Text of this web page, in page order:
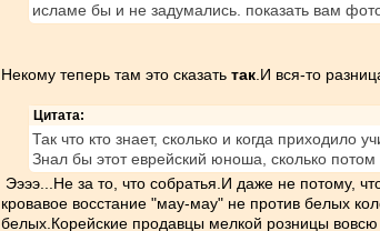
исламе бы и не задумались. показать вам
Некому теперь там это сказать так .И вся-то
Цитата:
Так что кто знает, сколько и когда приходило
Знал бы этот еврейский юноша, сколько потом
Ээээ...Не за то, что собратья.И даже не потому,
кровавое восстание "мау-мау" не против белых
белых.Корейские продавцы мелкой розницы